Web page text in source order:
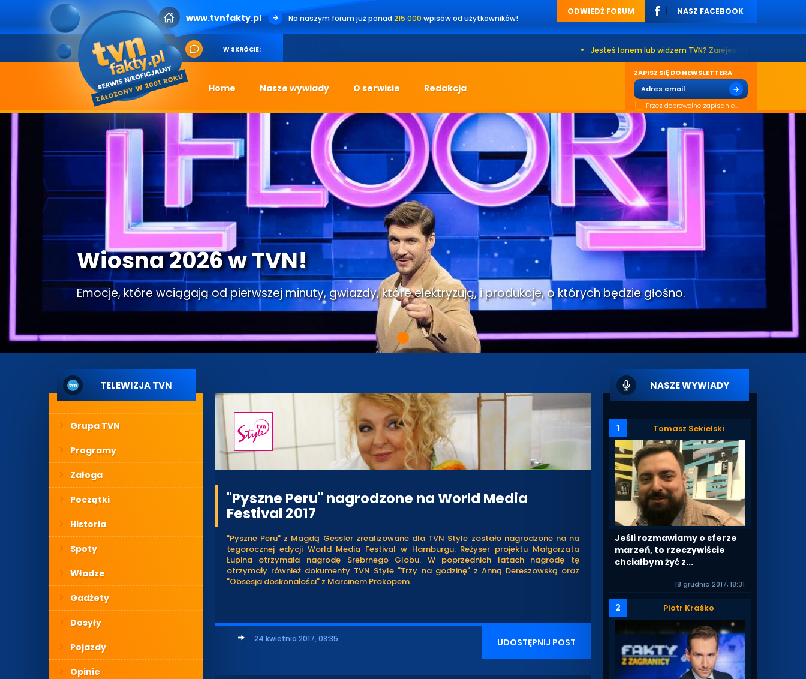
www.tvnfakty.pl Na naszym forum już ponad 215 000 wpisów od użytkowników!
ODWIEDŹ FORUM NASZ FACEBOOK
W SKRÓCIE: Jesteś fanem lub widzem TVN? Zarejestruj się na naszym forum.
Home Nasze wywiady O serwisie Redakcja
ZAPISZ SIĘ DO NEWSLETTERA
Przez dobrowolne zapisanie...
Wiosna 2026 w TVN!
Emocje, które wciągają od pierwszej minuty, gwiazdy, które elektryzują, i produkcje, o których będzie głośno.
TELEWIZJA TVN
Grupa TVN
Programy
Załoga
Początki
Historia
Spoty
Władze
Gadżety
Dosyły
Pojazdy
Opinie
"Pyszne Peru" nagrodzone na World Media
Festival 2017
"Pyszne Peru" z Magdą Gessler zrealizowane dla TVN Style zostało nagrodzone na na
tegorocznej edycji World Media Festival w Hamburgu. Reżyser projektu Małgorzata
Łupina otrzymała nagrodę Srebrnego Globu. W poprzednich latach nagrodę tę
otrzymały również dokumenty TVN Style "Trzy na godzinę" z Anną Dereszowską oraz
"Obsesja doskonałości" z Marcinem Prokopem.
24 kwietnia 2017, 08:35 UDOSTĘPNIJ POST
NASZE WYWIADY
1 Tomasz Sekielski
Jeśli rozmawiamy o sferze
marzeń, to rzeczywiście
chciałbym żyć z...
18 grudnia 2017, 18:31
2 Piotr Kraśko